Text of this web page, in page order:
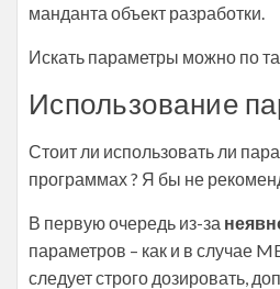
манданта объект разработки.
Искать параметры можно по
Использование
Стоит ли использовать ли
программах ? Я бы не
В первую очередь из-за
параметров – как и в случае
следует строго дозировать,